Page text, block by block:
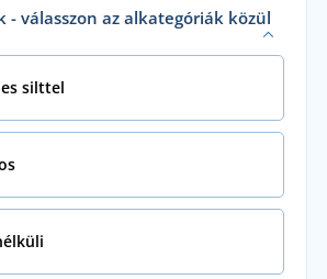
- válasszon az alkategóriák közül
silttel